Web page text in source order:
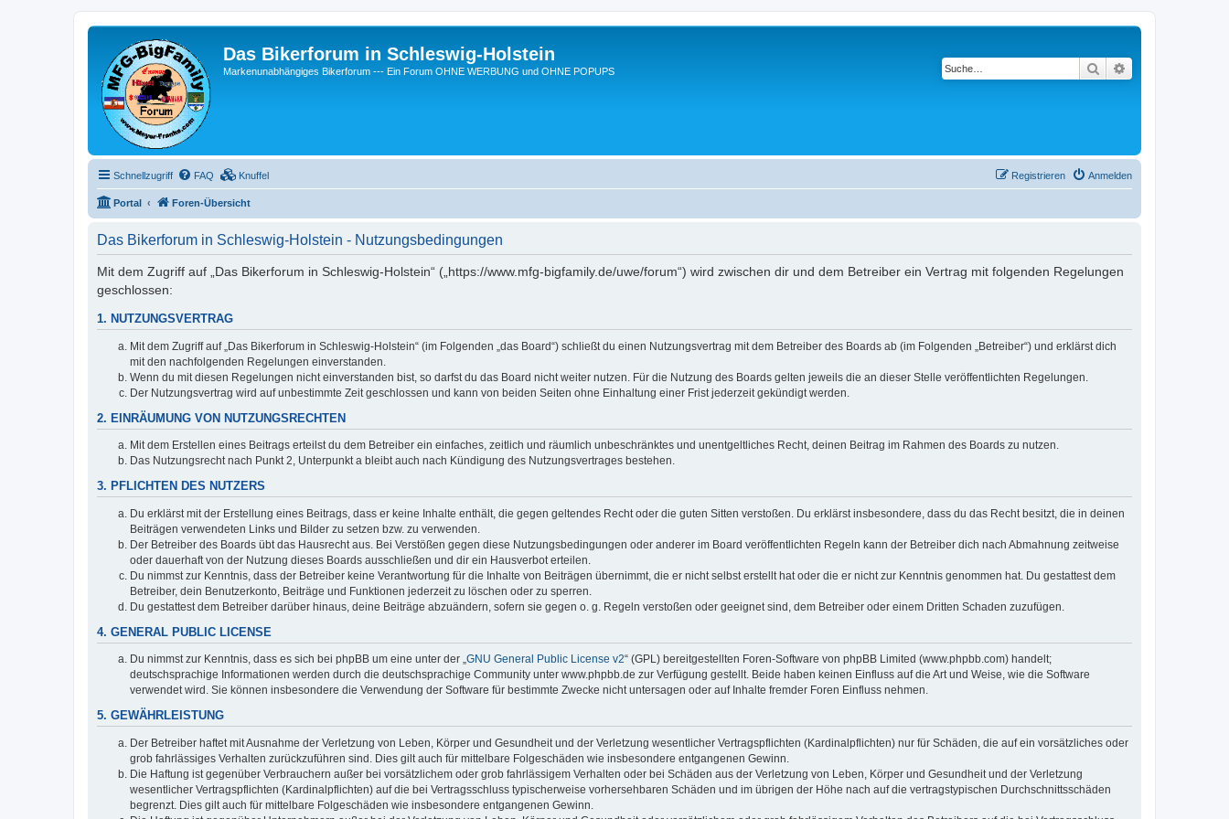
Das Bikerforum in Schleswig-Holstein
Markenunabhängiges Bikerforum --- Ein Forum OHNE WERBUNG und OHNE POPUPS Suche
Schnellzugriff FAQ Knuffel Anmelden
Registrieren
Portal Foren-Übersicht
Das Bikerforum in Schleswig-Holstein - Nutzungsbedingungen
Mit dem Zugriff auf „Das Bikerforum in Schleswig-Holstein“ („https://www.mfg-bigfamily.de/uwe/forum“) wird zwischen dir und dem Betreiber ein Vertrag mit folgenden Regelungen
geschlossen:
1. NUTZUNGSVERTRAG
Mit dem Zugriff auf „Das Bikerforum in Schleswig-Holstein“ (im Folgenden „das Board“) schließt du einen Nutzungsvertrag mit dem Betreiber des Boards ab (im Folgenden „Betreiber“) und erklärst dich
mit den nachfolgenden Regelungen einverstanden.
Wenn du mit diesen Regelungen nicht einverstanden bist, so darfst du das Board nicht weiter nutzen. Für die Nutzung des Boards gelten jeweils die an dieser Stelle veröffentlichten Regelungen.
Der Nutzungsvertrag wird auf unbestimmte Zeit geschlossen und kann von beiden Seiten ohne Einhaltung einer Frist jederzeit gekündigt werden.
2. EINRÄUMUNG VON NUTZUNGSRECHTEN
Mit dem Erstellen eines Beitrags erteilst du dem Betreiber ein einfaches, zeitlich und räumlich unbeschränktes und unentgeltliches Recht, deinen Beitrag im Rahmen des Boards zu nutzen.
Das Nutzungsrecht nach Punkt 2, Unterpunkt a bleibt auch nach Kündigung des Nutzungsvertrages bestehen.
3. PFLICHTEN DES NUTZERS
Du erklärst mit der Erstellung eines Beitrags, dass er keine Inhalte enthält, die gegen geltendes Recht oder die guten Sitten verstoßen. Du erklärst insbesondere, dass du das Recht besitzt, die in deinen
Beiträgen verwendeten Links und Bilder zu setzen bzw. zu verwenden.
Der Betreiber des Boards übt das Hausrecht aus. Bei Verstößen gegen diese Nutzungsbedingungen oder anderer im Board veröffentlichten Regeln kann der Betreiber dich nach Abmahnung zeitweise
oder dauerhaft von der Nutzung dieses Boards ausschließen und dir ein Hausverbot erteilen.
Du nimmst zur Kenntnis, dass der Betreiber keine Verantwortung für die Inhalte von Beiträgen übernimmt, die er nicht selbst erstellt hat oder die er nicht zur Kenntnis genommen hat. Du gestattest dem
Betreiber, dein Benutzerkonto, Beiträge und Funktionen jederzeit zu löschen oder zu sperren.
Du gestattest dem Betreiber darüber hinaus, deine Beiträge abzuändern, sofern sie gegen o. g. Regeln verstoßen oder geeignet sind, dem Betreiber oder einem Dritten Schaden zuzufügen.
4. GENERAL PUBLIC LICENSE
Du nimmst zur Kenntnis, dass es sich bei phpBB um eine unter der „GNU General Public License v2“ (GPL) bereitgestellten Foren-Software von phpBB Limited (www.phpbb.com) handelt;
deutschsprachige Informationen werden durch die deutschsprachige Community unter www.phpbb.de zur Verfügung gestellt. Beide haben keinen Einfluss auf die Art und Weise, wie die Software
verwendet wird. Sie können insbesondere die Verwendung der Software für bestimmte Zwecke nicht untersagen oder auf Inhalte fremder Foren Einfluss nehmen.
5. GEWÄHRLEISTUNG
Der Betreiber haftet mit Ausnahme der Verletzung von Leben, Körper und Gesundheit und der Verletzung wesentlicher Vertragspflichten (Kardinalpflichten) nur für Schäden, die auf ein vorsätzliches oder
grob fahrlässiges Verhalten zurückzuführen sind. Dies gilt auch für mittelbare Folgeschäden wie insbesondere entgangenen Gewinn.
Die Haftung ist gegenüber Verbrauchern außer bei vorsätzlichem oder grob fahrlässigem Verhalten oder bei Schäden aus der Verletzung von Leben, Körper und Gesundheit und der Verletzung
wesentlicher Vertragspflichten (Kardinalpflichten) auf die bei Vertragsschluss typischerweise vorhersehbaren Schäden und im übrigen der Höhe nach auf die vertragstypischen Durchschnittsschäden
begrenzt. Dies gilt auch für mittelbare Folgeschäden wie insbesondere entgangenen Gewinn.